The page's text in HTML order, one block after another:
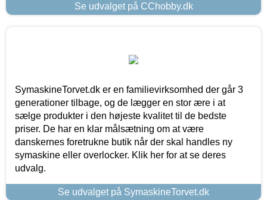
Se udvalget på CChobby.dk
SymaskineTorvet.dk er en familievirksomhed der går 3
generationer tilbage, og de lægger en stor ære i at
sælge produkter i den højeste kvalitet til de bedste
priser. De har en klar målsætning om at være
danskernes foretrukne butik når der skal handles ny
symaskine eller overlocker. Klik her for at se deres
udvalg.
Se udvalget på SymaskineTorvet.dk